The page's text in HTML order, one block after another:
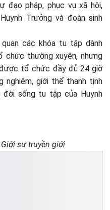
đạo pháp, phục vụ xã hội,
Trưởng và đoàn sinh
các khóa tu tập dành
thường xuyên, nhưng
tổ chức đầy đủ 24 giờ
nghiêm, giới thể thanh tịnh
sống tu tập của Huynh
sư truyền giới